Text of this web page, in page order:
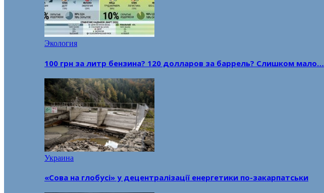
Экология
100 грн за литр бензина? 120 долларов за баррель? Слишком мало…
Украина
«Сова на глобусі» у децентралізації енергетики по-закарпатськи